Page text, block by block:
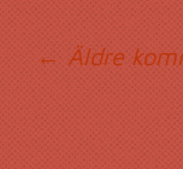
← Äldre